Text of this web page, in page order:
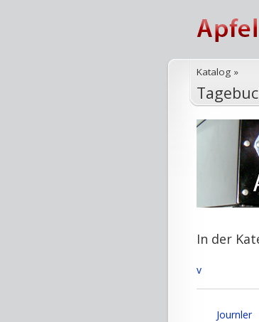
Katalog »
In der
v
Journler